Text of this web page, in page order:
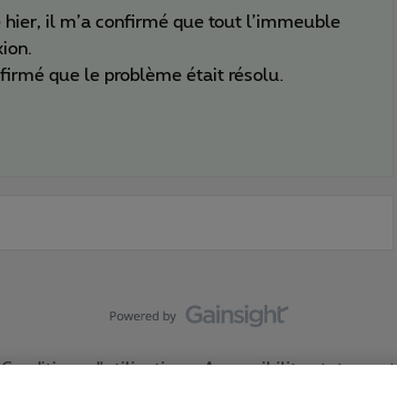
il m’a confirmé que tout l’immeuble
que le problème était résolu.
Conditions d'utilisation Accessibility statement